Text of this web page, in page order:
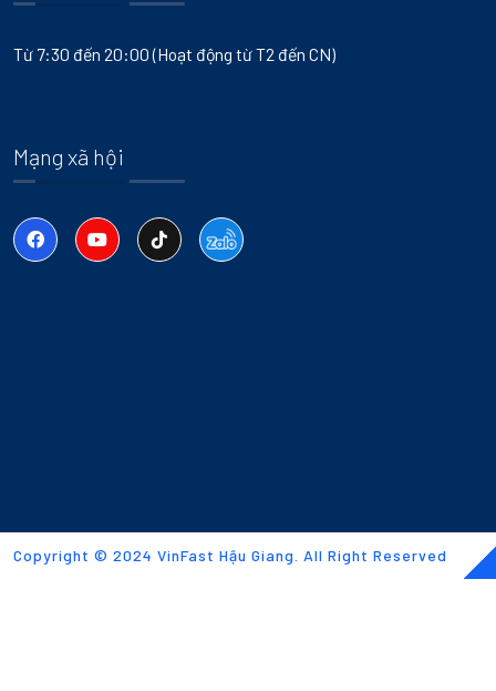
Từ 7:30 đến 20:00 (Hoạt động từ T2 đến CN)
Mạng xã hội
Copyright © 2024 VinFast Hậu Giang. All Right Reserved